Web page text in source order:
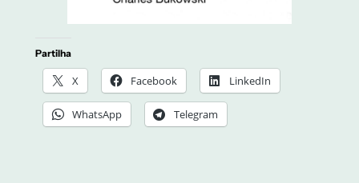
Partilha
X Facebook LinkedIn
WhatsApp Telegram